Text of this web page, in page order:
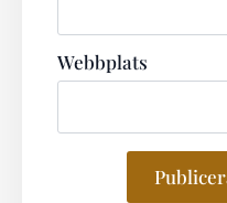
Webbplats